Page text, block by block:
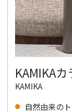
KAMIKA
KAMIKA
自然由来の